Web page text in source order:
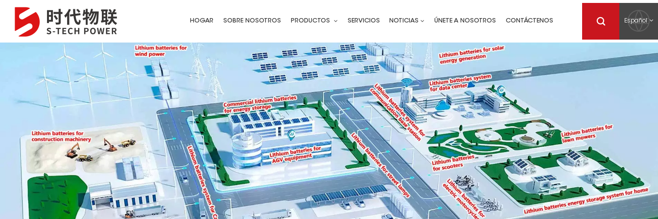
HOGAR SOBRE NOSOTROS PRODUCTOS SERVICIOS NOTICIAS ÚNETE A NOSOTROS CONTÁCTENOS Español